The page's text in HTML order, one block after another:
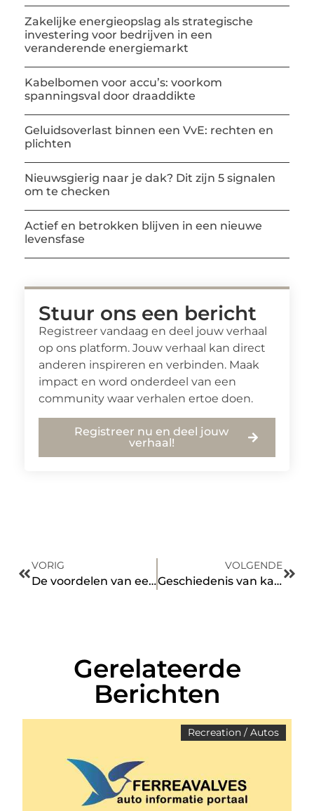
Zakelijke energieopslag als strategische
investering voor bedrijven in een
veranderende energiemarkt
Kabelbomen voor accu’s: voorkom
spanningsval door draaddikte
Geluidsoverlast binnen een VvE: rechten en
plichten
Nieuwsgierig naar je dak? Dit zijn 5 signalen
om te checken
Actief en betrokken blijven in een nieuwe
levensfase
Stuur ons een bericht
Registreer vandaag en deel jouw verhaal
op ons platform. Jouw verhaal kan direct
anderen inspireren en verbinden. Maak
impact en word onderdeel van een
community waar verhalen ertoe doen.
Registreer nu en deel jouw
verhaal!
VORIG
De voordelen van een projectmanagementpartner
VOLGENDE
Geschiedenis van kappers
Gerelateerde
Berichten
Recreation / Autos